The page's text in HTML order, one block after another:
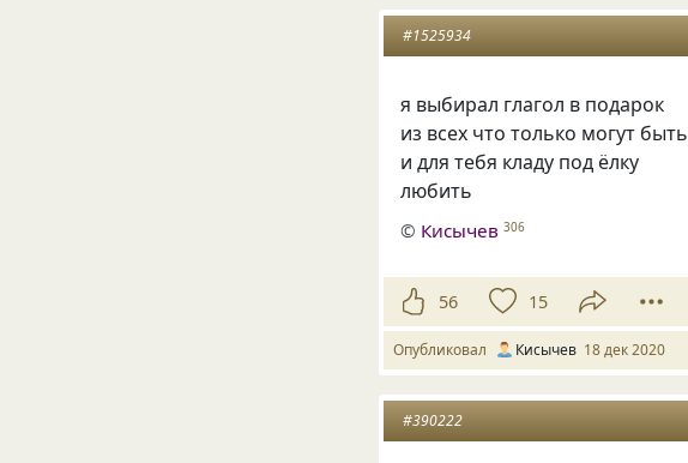
#1525934
я выбирал глагол в подарок
из всех что только могут быть
и для тебя кладу под ёлку
любить
© Кисычев 306
56 15
Опубликовал Кисычев 18 дек 2020
#390222